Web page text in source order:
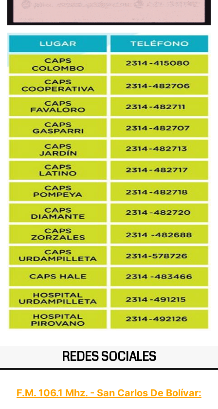
REDES SOCIALES
F.M. 106.1 Mhz. - San Carlos De Bolívar: